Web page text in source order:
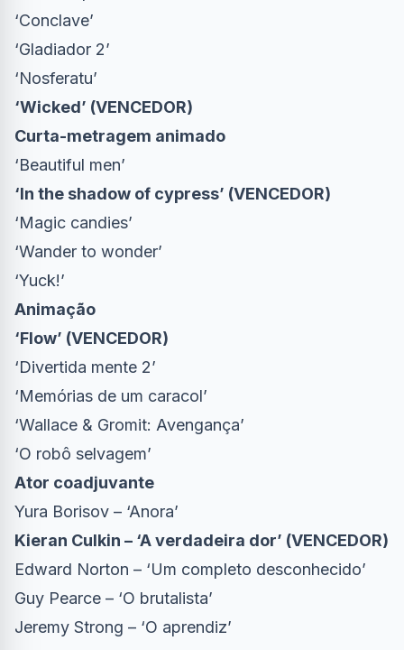
‘Conclave’
‘Gladiador 2’
‘Nosferatu’
‘Wicked’ (VENCEDOR)
Curta-metragem animado
‘Beautiful men’
‘In the shadow of cypress’ (VENCEDOR)
‘Magic candies’
‘Wander to wonder’
‘Yuck!’
Animação
‘Flow’ (VENCEDOR)
‘Divertida mente 2’
‘Memórias de um caracol’
‘Wallace & Gromit: Avengança’
‘O robô selvagem’
Ator coadjuvante
Yura Borisov – ‘Anora’
Kieran Culkin – ‘A verdadeira dor’ (VENCEDOR)
Edward Norton – ‘Um completo desconhecido’
Guy Pearce – ‘O brutalista’
Jeremy Strong – ‘O aprendiz’